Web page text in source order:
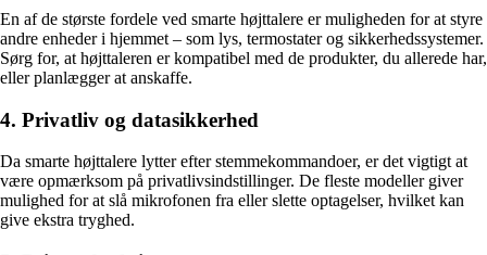
En af de største fordele ved smarte højttalere er muligheden for at styre
andre enheder i hjemmet – som lys, termostater og sikkerhedssystemer.
Sørg for, at højttaleren er kompatibel med de produkter, du allerede har,
eller planlægger at anskaffe.
4. Privatliv og datasikkerhed
Da smarte højttalere lytter efter stemmekommandoer, er det vigtigt at
være opmærksom på privatlivsindstillinger. De fleste modeller giver
mulighed for at slå mikrofonen fra eller slette optagelser, hvilket kan
give ekstra tryghed.